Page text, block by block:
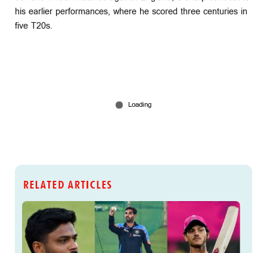
his earlier performances, where he scored three centuries in
five T20s.
RELATED ARTICLES